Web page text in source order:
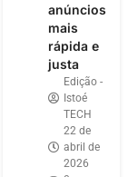
anúncios
mais
rápida e
justa
Edição -
Istoé
TECH
22 de
abril de
2026